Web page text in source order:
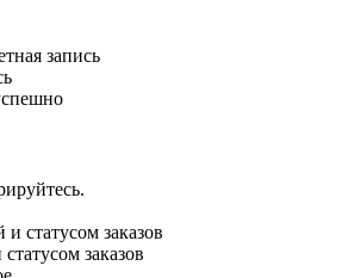
запись
заказов